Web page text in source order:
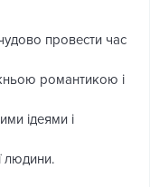
провести час
романтикою і
ідеями і
людини.